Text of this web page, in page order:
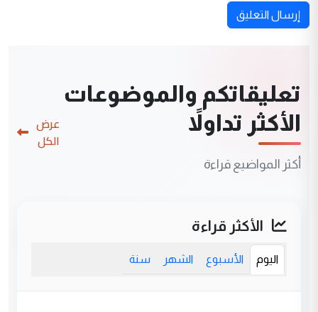
إرسال التعليق
تعليقاتكم والموضوعات
الأكثر تداولاً
أكثر المواضيع قراءة
عرض
الكل
الأكثر قراءة
اليوم الأسبوع الشهر سنة